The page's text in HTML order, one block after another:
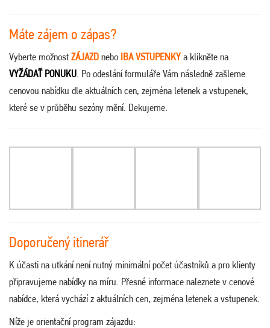
Máte zájem o zápas?
Vyberte možnost ZÁJAZD nebo IBA VSTUPENKY a klikněte na
VYŽÁDAŤ PONUKU. Po odeslání formuláře Vám následně zašleme
cenovou nabídku dle aktuálních cen, zejména letenek a vstupenek,
které se v průběhu sezóny mění. Dekujeme.
Doporučený itinerář
K účasti na utkání není nutný minimální počet účastníků a pro klienty
připravujeme nabídky na míru. Přesné informace naleznete v cenové
nabídce, která vychází z aktuálních cen, zejména letenek a vstupenek.
Níže je orientační program zájazdu: